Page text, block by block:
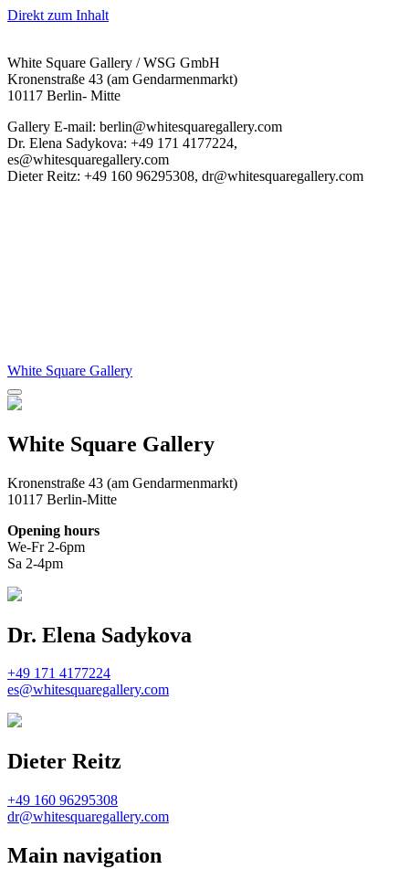
Direkt zum Inhalt
White Square Gallery / WSG GmbH
Kronenstraße 43 (am Gendarmenmarkt)
10117 Berlin- Mitte
Gallery E-mail: berlin@whitesquaregallery.com
Dr. Elena Sadykova: +49 171 4177224,
es@whitesquaregallery.com
Dieter Reitz: +49 160 96295308, dr@whitesquaregallery.com
White Square Gallery
White Square Gallery
Kronenstraße 43 (am Gendarmenmarkt)
10117 Berlin-Mitte
Opening hours
We-Fr 2-6pm
Sa 2-4pm
Dr. Elena Sadykova
+49 171 4177224
es@whitesquaregallery.com
Dieter Reitz
+49 160 96295308
dr@whitesquaregallery.com
Main navigation